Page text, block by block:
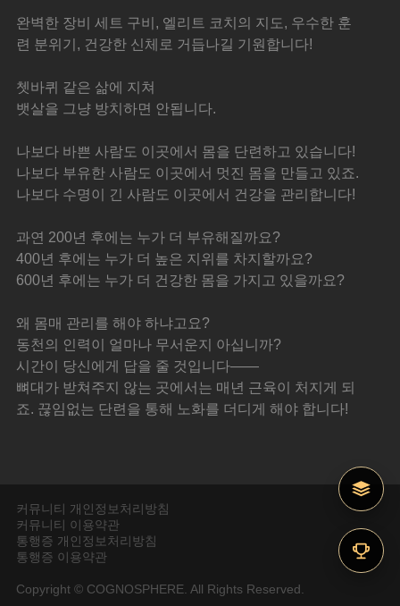
완벽한 장비 세트 구비, 엘리트 코치의 지도, 우수한 훈
련 분위기, 건강한 신체로 거듭나길 기원합니다!
쳇바퀴 같은 삶에 지쳐
뱃살을 그냥 방치하면 안됩니다.
나보다 바쁜 사람도 이곳에서 몸을 단련하고 있습니다!
나보다 부유한 사람도 이곳에서 멋진 몸을 만들고 있죠.
나보다 수명이 긴 사람도 이곳에서 건강을 관리합니다!
과연 200년 후에는 누가 더 부유해질까요?
400년 후에는 누가 더 높은 지위를 차지할까요?
600년 후에는 누가 더 건강한 몸을 가지고 있을까요?
왜 몸매 관리를 해야 하냐고요?
동천의 인력이 얼마나 무서운지 아십니까?
시간이 당신에게 답을 줄 것입니다——
뼈대가 받쳐주지 않는 곳에서는 매년 근육이 처지게 되
죠. 끊임없는 단련을 통해 노화를 더디게 해야 합니다!
커뮤니티 개인정보처리방침
커뮤니티 이용약관
통행증 개인정보처리방침
통행증 이용약관
Copyright © COGNOSPHERE. All Rights Reserved.